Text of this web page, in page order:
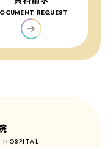
REQUEST
HOSPITAL